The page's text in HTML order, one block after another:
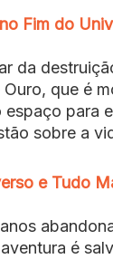
Fim do
da
que é
espaço para
sobre a
e Tudo
é